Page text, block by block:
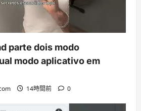
parte dois modo
modo aplicativo em
14時間前 0